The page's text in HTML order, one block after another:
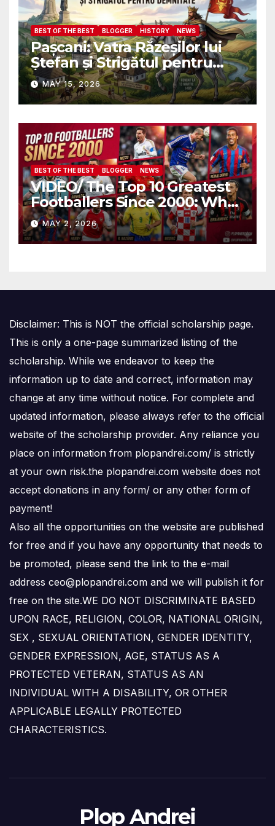
BEST OF THE BEST BLOGGER HISTORY NEWS
Pașcani: Vatra Răzeșilor lui
Ștefan și Strigătul pentru
Demnitate în Fața
Amalgamării
MAY 15, 2026
BEST OF THE BEST BLOGGER NEWS
VIDEO/ The Top 10 Greatest
Footballers Since 2000: Who
Is Number One
MAY 2, 2026
Disclaimer: This is NOT the official scholarship page.
This is only a one-page summarized listing of the
scholarship. While we endeavor to keep the
information up to date and correct, information may
change at any time without notice. For complete and
updated information, please always refer to the official
website of the scholarship provider. Any reliance you
place on information from plopandrei.com/ is strictly
at your own risk.the plopandrei.com website does not
accept donations in any form/ or any other form of
payment!
Also all the opportunities on the website are published
for free and if you have any opportunity that needs to
be promoted, please send the link to the e-mail
address ceo@plopandrei.com and we will publish it for
free on the site.WE DO NOT DISCRIMINATE BASED
UPON RACE, RELIGION, COLOR, NATIONAL ORIGIN,
SEX , SEXUAL ORIENTATION, GENDER IDENTITY,
GENDER EXPRESSION, AGE, STATUS AS A
PROTECTED VETERAN, STATUS AS AN
INDIVIDUAL WITH A DISABILITY, OR OTHER
APPLICABLE LEGALLY PROTECTED
CHARACTERISTICS.
Plop Andrei